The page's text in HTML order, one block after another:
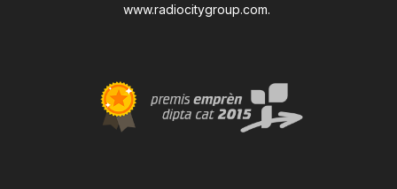
www.radiocitygroup.com.